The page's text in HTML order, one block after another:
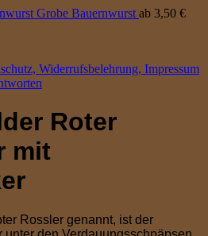
Grobe Bauernwurst ab 3,50 €
Widerrufsbelehrung, Impressum
Roter
mit
Rossler genannt, ist der